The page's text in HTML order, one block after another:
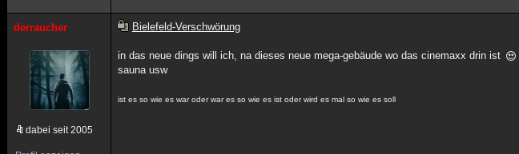
derraucher
dabei seit 2005
Bielefeld-Verschwörung
in das neue dings will ich, na dieses neue mega-gebäude wo das cinemaxx drin ist
sauna usw
ist es so wie es war oder war es so wie es ist oder wird es mal so wie es soll